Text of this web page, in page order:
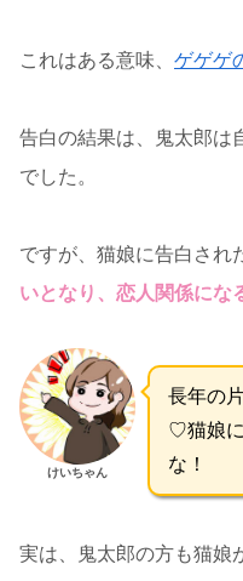
これはある意味、 ゲゲゲ
告白の結果は、鬼太郎は
でした。
ですが、猫娘に告白され
いとなり、恋人関係にな
けいちゃん
長年の
♡猫娘
な！
実は、鬼太郎の方も猫娘